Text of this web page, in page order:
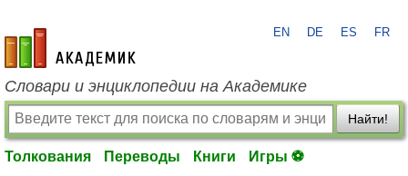
academic.ru
EN DE ES FR
Словари и энциклопедии на Академике
Найти!
Толкования Переводы Книги Игры ⚽